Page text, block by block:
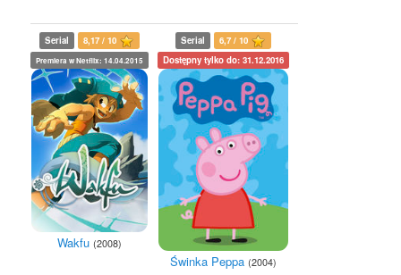
Serial 8,17 / 10
Premiera w Netflix: 14.04.2015
Wakfu (2008)
Serial
6,7 / 10
Dostępny tylko do: 31.12.2016
Świnka Peppa (2004)